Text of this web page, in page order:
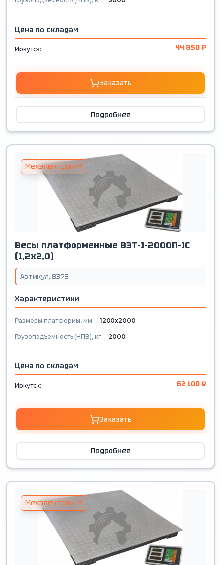
Цена по складам
Иркутск: 44 850 ₽
Заказать
Подробнее
Мехэлектрон-М
Весы платформенные ВЭТ-1-2000П-1С
(1,2х2,0)
Артикул: 8373
Характеристики
Размеры платформы, мм: 1200х2000
Грузоподъемность (НПВ), кг: 2000
Цена по складам
Иркутск: 62 100 ₽
Заказать
Подробнее
Мехэлектрон-М